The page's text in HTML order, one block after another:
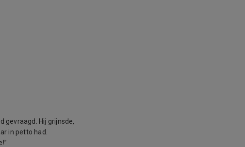
gevraagd. Hij grijnsde,
in petto had.